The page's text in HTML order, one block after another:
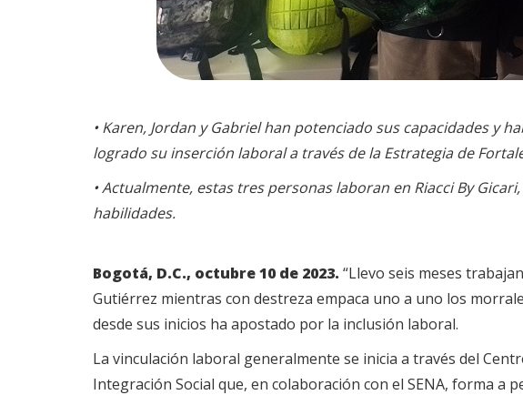
• Karen, Jordan y Gabriel han potenciado sus capacidades y
logrado su inserción laboral a través de la Estrategia de
• Actualmente, estas tres personas laboran en Riacci By
habilidades.
Bogotá, D.C., octubre 10 de 2023. “Llevo seis meses
Gutiérrez mientras con destreza empaca uno a uno los
desde sus inicios ha apostado por la inclusión laboral.
La vinculación laboral generalmente se inicia a través del
Integración Social que, en colaboración con el SENA, forma a